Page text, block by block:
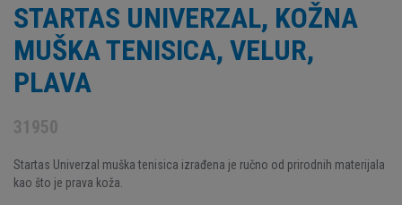
STARTAS UNIVERZAL, KOŽNA
MUŠKA TENISICA, VELUR,
PLAVA
31950
Startas Univerzal muška tenisica izrađena je ručno od prirodnih materijala
kao što je prava koža.